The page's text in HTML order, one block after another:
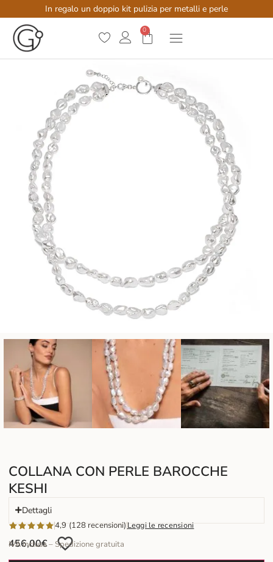
In regalo un doppio kit pulizia per metalli e perle
0
COLLANA CON PERLE BAROCCHE
KESHI
Dettagli
4,9 (128 recensioni)Leggi le recensioni
456,00€
IVA inclusa – Spedizione gratuita